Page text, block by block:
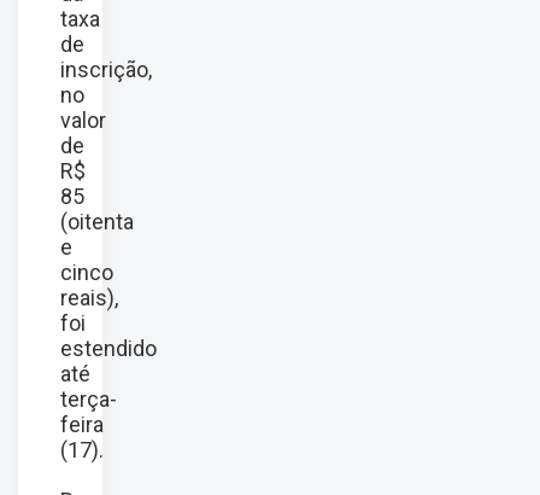
taxa
de
inscrição,
no
valor
de
R$
85
(oitenta
e
cinco
reais),
foi
estendido
até
terça-
feira
(17).